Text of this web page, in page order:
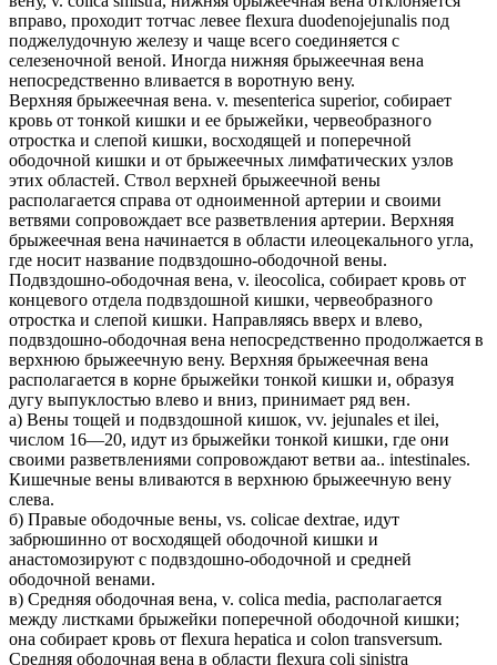
вправо, проходит тотчас левее flexura duodenojejunalis под
поджелудочную железу и чаще всего соединяется с
селезеночной веной. Иногда нижняя брыжеечная вена
непосредственно вливается в воротную вену.
Верхняя брыжеечная вена. v. mesenterica superior, собирает
кровь от тонкой кишки и ее брыжейки, червеобразного
отростка и слепой кишки, восходящей и поперечной
ободочной кишки и от брыжеечных лимфатических узлов
этих областей. Ствол верхней брыжеечной вены
располагается справа от одноименной артерии и своими
ветвями сопровождает все разветвления артерии. Верхняя
брыжеечная вена начинается в области илеоцекального угла,
где носит название подвздошно-ободочной вены.
Подвздошно-ободочная вена, v. ileocolica, собирает кровь от
концевого отдела подвздошной кишки, червеобразного
отростка и слепой кишки. Направляясь вверх и влево,
подвздошно-ободочная вена непосредственно продолжается в
верхнюю брыжеечную вену. Верхняя брыжеечная вена
располагается в корне брыжейки тонкой кишки и, образуя
дугу выпуклостью влево и вниз, принимает ряд вен.
а) Вены тощей и подвздошной кишок, vv. jejunales et ilei,
числом 16—20, идут из брыжейки тонкой кишки, где они
своими разветвлениями сопровождают ветви aa.. intestinales.
Кишечные вены вливаются в верхнюю брыжеечную вену
слева.
б) Правые ободочные вены, vs. colicae dextrae, идут
забрюшинно от восходящей ободочной кишки и
анастомозируют с подвздошно-ободочной и средней
ободочной венами.
в) Средняя ободочная вена, v. colica media, располагается
между листками брыжейки поперечной ободочной кишки;
она собирает кровь от flexura hepatica и colon transversum.
Средняя ободочная вена в области flexura coli sinistra